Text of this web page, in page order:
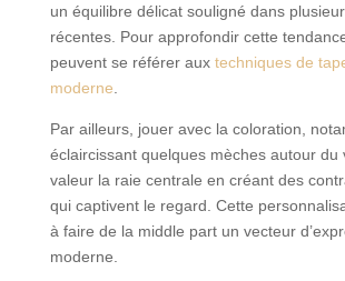
un équilibre délicat souligné dans
récentes. Pour approfondir cette
peuvent se référer aux techniques de
moderne
Par ailleurs, jouer avec la coloration,
éclaircissant quelques mèches autour du
valeur la raie centrale en créant des
qui captivent le regard. Cette
à faire de la middle part un vecteur
moderne.